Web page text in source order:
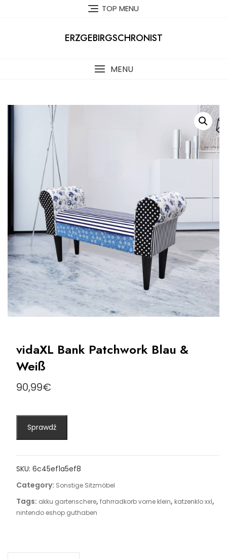
TOP MENU
ERZGEBIRGSCHRONIST
MENU
vidaXL Bank Patchwork Blau &
Weiß
90,99€
Sprawdź
SKU: 6c45ef1a5ef8
Category: Sonstige Sitzmöbel
Tags: akku gartenschere, fahrradkorb vorne klein, katzenklo xxl,
nintendo eshop guthaben